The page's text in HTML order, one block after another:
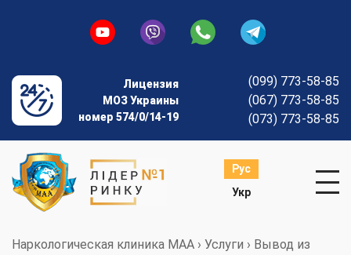
Лицензия
МОЗ Украины
номер 574/0/14-19
(099) 773-58-85
(067) 773-58-85
(073) 773-58-85
Рус
Укр
Наркологическая клиника МАА › Услуги › Вывод из